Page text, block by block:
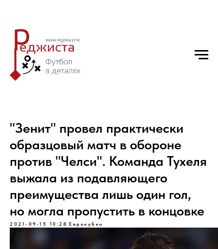
"Зенит" провел практически
образцовый матч в обороне
против "Челси". Команда Тухеля
выжала из подавляющего
преимущества лишь один гол,
но могла пропустить в концовке
2021-09-15 10:28 Еврокубки